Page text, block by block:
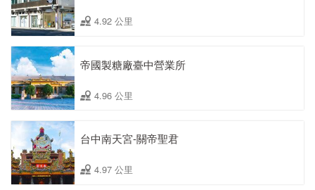
4.92 公里
帝國製糖廠臺中營業所
4.96 公里
台中南天宮-關帝聖君
4.97 公里